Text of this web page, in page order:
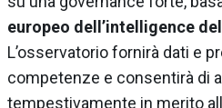
europeo dell’intelligence
L’osservatorio fornirà dati e
competenze e consentirà di
tempestivamente in merito